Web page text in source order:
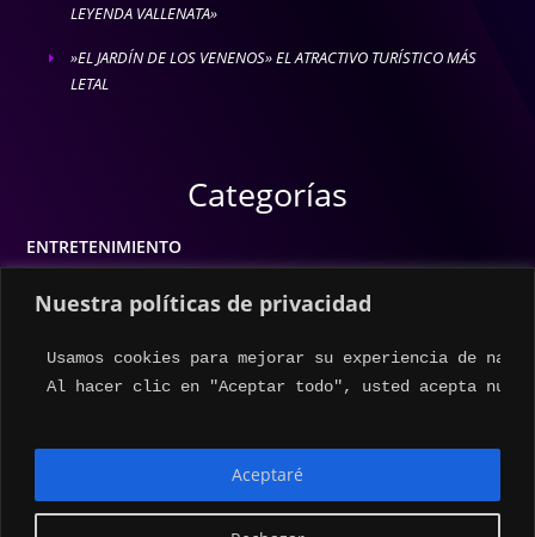
Nuestra políticas de privacidad
Usamos cookies para mejorar su experiencia de
Al hacer clic en "Aceptar todo", usted acepta
Aceptaré
LEYENDA VALLENATA»
E
»EL JARDÍN DE LOS VENENOS» EL ATRACTIVO TURÍSTICO MÁS
LETAL
Categorías
ENTRETENIMIENTO
ESTILO DE VIDA